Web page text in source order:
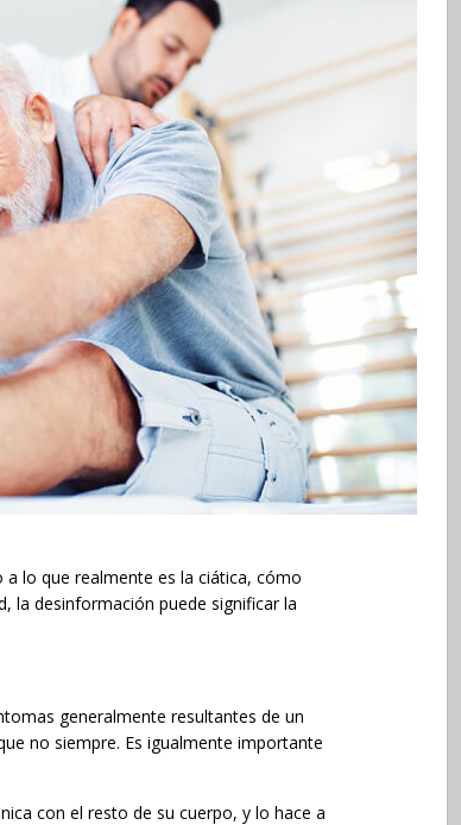
lo que realmente es la ciática, cómo
la desinformación puede significar la
generalmente resultantes de un
no siempre. Es igualmente importante
con el resto de su cuerpo, y lo hace a